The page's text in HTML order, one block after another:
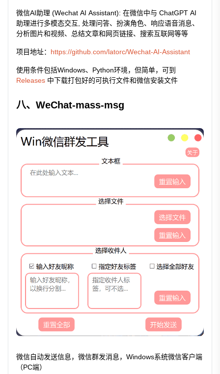
微信AI助理 (Wechat AI Assistant): 在微信中与 ChatGPT AI
助理进行多模态交互, 处理问答、扮演角色、响应语音消息、
分析图片和视频、总结文章和网页链接、搜索互联网等等
项目地址： https://github.com/latorc/Wechat-AI-Assistant
Releases 中下载打包好的可执行文件和微信安装文件
八、WeChat-mass-msg
微信自动发送信息，微信群发消息，Windows系统微信客户端
（PC端）